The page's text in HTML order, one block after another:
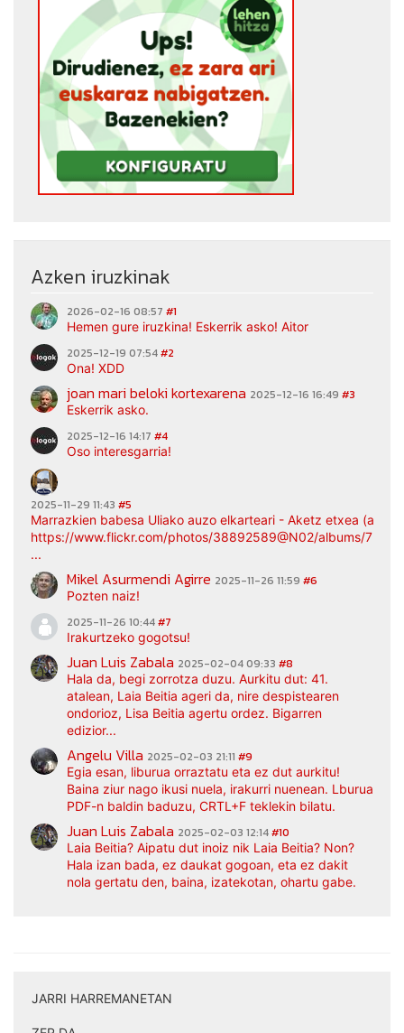
Azken iruzkinak
2026-02-16 08:57 #1
Hemen gure iruzkina! Eskerrik asko! Aitor
2025-12-19 07:54#2
Ona! XDD
joan mari beloki kortexarena 2025-12-16 16:49 #3
Eskerrik asko.
2025-12-16 14:17 #4
Oso interesgarria!
2025-11-29 11:43 #5
Marrazkien babesa Uliako auzo elkarteari - Aketz etxea
https://www.flickr.com/photos/38892589@N02/albums/
...
Mikel Asurmendi Agirre 2025-11-26 11:59 #6
Pozten naiz!
2025-11-26 10:44#7
Irakurtzeko gogotsu!
Juan Luis Zabala 2025-02-04 09:33 #8
Hala da, begi zorrotza duzu. Aurkitu dut: 41.
atalean, Laia Beitia ageri da, nire despistearen
ondorioz, Lisa Beitia agertu ordez. Bigarren
edizior...
Angelu Villa 2025-02-03 21:11 #9
Egia esan, liburua orraztatu eta ez dut aurkitu!
Baina ziur nago ikusi nuela, irakurri nuenean. Lburua
PDF-n baldin baduzu, CRTL+F teklekin bilatu.
Juan Luis Zabala 2025-02-03 12:14#10
Laia Beitia? Aipatu dut inoiz nik Laia Beitia? Non?
Hala izan bada, ez daukat gogoan, eta ez dakit
nola gertatu den, baina, izatekotan, ohartu gabe.
JARRI HARREMANETAN